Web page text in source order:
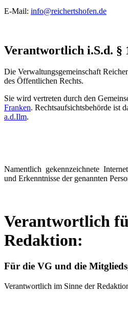
E-Mail: info@reichertshofen.de
Verantwortlich i.S.d. §
Die Verwaltungsgemeinschaft
des Öffentlichen Rechts.
Sie wird vertreten durch den
Franken. Rechtsaufsichtsbehörde ist
a.d.Ilm.
Namentlich gekennzeichnete
und Erkenntnisse der genannten
Verantwortlich
Redaktion:
Für die VG und die
Verantwortlich im Sinne der